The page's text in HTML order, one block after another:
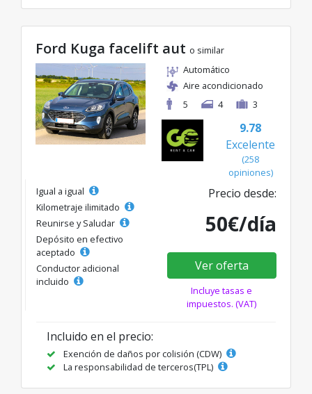
Ford Kuga facelift aut o similar
Automático
Aire acondicionado
5
4 3
9.78
Excelente
(258
opiniones)
Igual a igual
Kilometraje ilimitado
Reunirse y Saludar
Depósito en efectivo
aceptado
Conductor adicional
incluido
Precio desde:
50€/día
Ver oferta
Incluye tasas e
impuestos. (VAT)
Incluido en el precio:
Exención de daños por colisión (CDW)
La responsabilidad de terceros(TPL)